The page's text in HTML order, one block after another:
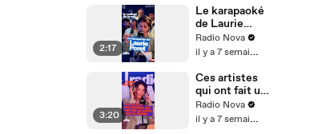
Lacaille dans
"nova le soir"
2:17
Le karapaoké
de Laurie
Peret
Radio Nova
il y a 7 semaines
3:20
Ces artistes
qui ont fait un
pacte avec le
diable -
Radio Nova
il y a 7 semaines